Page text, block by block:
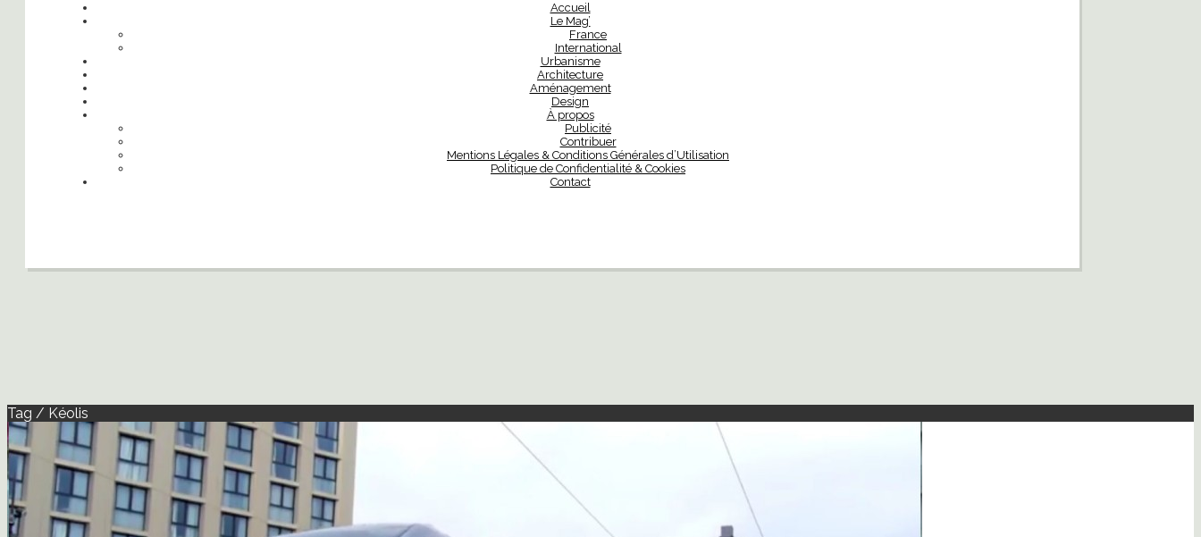
Accueil
Le Mag’
France
International
Urbanisme
Architecture
Aménagement
Design
À propos
Publicité
Contribuer
Mentions Légales & Conditions Générales d’Utilisation
Politique de Confidentialité & Cookies
Contact
Tag / Kéolis